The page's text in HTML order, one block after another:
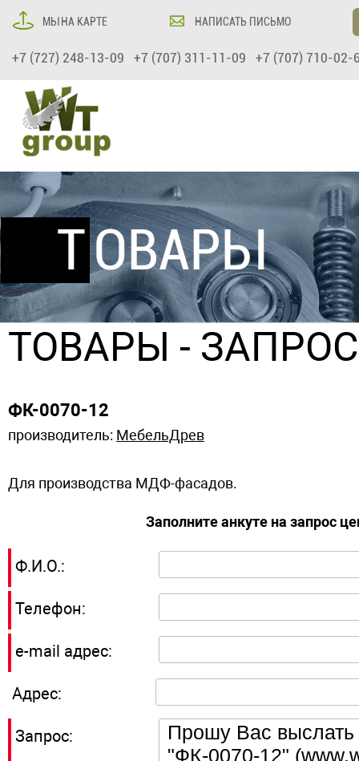
МЫ НА КАРТЕ НАПИСАТЬ ПИСЬМО
+7 (727) 248-13-09 +7 (707) 311-11-09 +7 (707) 710-02-
ТОВАРЫ
ТОВАРЫ -
ФК-0070-12
производитель: МебельДрев
Для производства МДФ-фасадов.
Заполните анкуте на запрос
Ф.И.О.:
Телефон:
e-mail адрес:
Адрес:
Запрос: